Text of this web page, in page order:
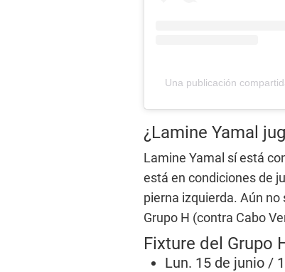
Una publicación
¿Lamine Yamal
Lamine Yamal sí está
está en condiciones de
pierna izquierda. Aún
Grupo H (contra Cabo
Fixture del Grupo
Lun. 15 de junio /